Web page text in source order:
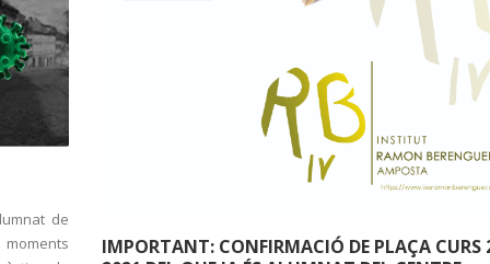
de
IMPORTANT: CONFIRMACIÓ DE PLAÇA CURS